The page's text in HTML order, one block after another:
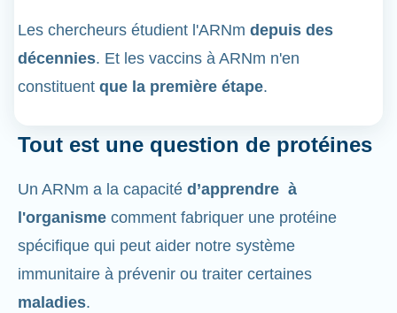
Les chercheurs étudient l'ARNm depuis des
décennies. Et les vaccins à ARNm n'en
constituent que la première étape.
Tout est une question de protéines
Un ARNm a la capacité d’apprendre à
l'organisme comment fabriquer une protéine
spécifique qui peut aider notre système
immunitaire à prévenir ou traiter certaines
maladies.